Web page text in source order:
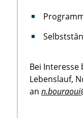
Bei Interesse
Lebenslauf,
an